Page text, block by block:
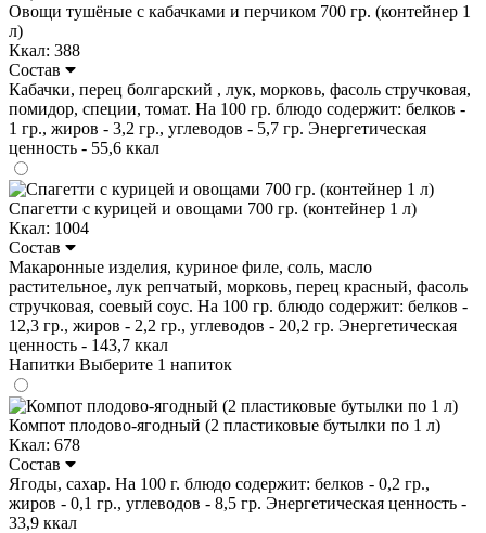
Овощи тушёные с кабачками и перчиком 700 гр. (контейнер 1
л)
Ккал: 388
Состав
Кабачки, перец болгарский , лук, морковь, фасоль стручковая,
помидор, специи, томат. На 100 гр. блюдо содержит: белков -
1 гр., жиров - 3,2 гр., углеводов - 5,7 гр. Энергетическая
ценность - 55,6 ккал
Спагетти с курицей и овощами 700 гр. (контейнер 1 л)
Ккал: 1004
Состав
Макаронные изделия, куриное филе, соль, масло
растительное, лук репчатый, морковь, перец красный, фасоль
стручковая, соевый соус. На 100 гр. блюдо содержит: белков -
12,3 гр., жиров - 2,2 гр., углеводов - 20,2 гр. Энергетическая
ценность - 143,7 ккал
Напитки Выберите 1 напиток
Компот плодово-ягодный (2 пластиковые бутылки по 1 л)
Ккал: 678
Состав
Ягоды, сахар. На 100 г. блюдо содержит: белков - 0,2 гр.,
жиров - 0,1 гр., углеводов - 8,5 гр. Энергетическая ценность -
33,9 ккал